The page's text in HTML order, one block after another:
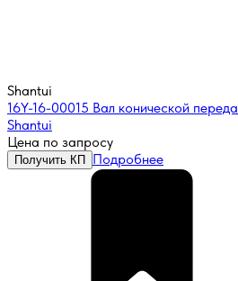
Shantui
16Y-16-00015 Вал конической
Shantui
Цена по запросу
Получить КП Подробнее